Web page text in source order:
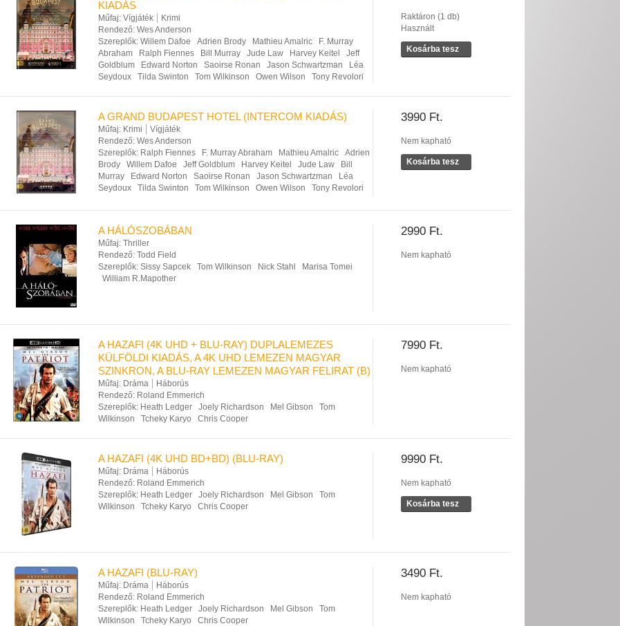
Raktáron (1 db)
Használt
Kosárba tesz
KIADÁS
Műfaj: Vígjáték
Krimi
Rendező: Wes Anderson
Szereplők: Willem Dafoe Adrien Brody Mathieu Amalric
F. Murray
Abraham
Ralph Fiennes Bill Murray Jude Law Harvey Keitel
Jeff
Goldblum
Edward Norton Saoirse Ronan Jason Schwartzman
Léa
Seydoux
Tilda Swinton Tom Wilkinson Owen Wilson Tony Revolori
3990 Ft.
Nem kapható
Kosárba tesz
A GRAND BUDAPEST HOTEL (INTERCOM KIADÁS)
Műfaj: Krimi
Vígjáték
Rendező: Wes Anderson
Szereplők: Ralph Fiennes F. Murray Abraham Mathieu Amalric
Adrien
Brody
Willem Dafoe Jeff Goldblum Harvey Keitel Jude Law
Bill
Murray
Edward Norton Saoirse Ronan Jason Schwartzman
Léa
Seydoux
Tilda Swinton Tom Wilkinson Owen Wilson Tony Revolori
2990 Ft.
Nem kapható
A HÁLÓSZOBÁBAN
Műfaj: Thriller
Rendező: Todd Field
Szereplők: Sissy Sapcek Tom Wilkinson Nick Stahl
Marisa Tomei
William R.Mapother
7990 Ft.
Nem kapható
A HAZAFI (4K UHD + BLU-RAY) DUPLALEMEZES
KÜLFÖLDI KIADÁS, A 4K UHD LEMEZEN MAGYAR
SZINKRON, A BLU-RAY LEMEZEN MAGYAR FELIRAT (B)
Műfaj: Dráma
Háborús
Rendező: Roland Emmerich
Szereplők: Heath Ledger Joely Richardson Mel Gibson
Tom
Wilkinson
Tcheky Karyo Chris Cooper
9990 Ft.
Nem kapható
Kosárba tesz
A HAZAFI (4K UHD BD+BD) (BLU-RAY)
Műfaj: Dráma
Háborús
Rendező: Roland Emmerich
Szereplők: Heath Ledger Joely Richardson Mel Gibson
Tom
Wilkinson
Tcheky Karyo Chris Cooper
3490 Ft.
Nem kapható
A HAZAFI (BLU-RAY)
Műfaj: Dráma
Háborús
Rendező: Roland Emmerich
Szereplők: Heath Ledger Joely Richardson Mel Gibson
Tom
Wilkinson
Tcheky Karyo Chris Cooper